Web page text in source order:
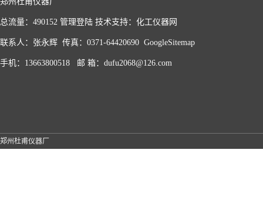
总流量：490152 管理登陆 技术支持： 化工仪器网
联系人：张永辉 传真：0371-64420690 GoogleSitemap
手机：13663800518 邮 箱：dufu2068@126.com
郑州杜甫仪器厂